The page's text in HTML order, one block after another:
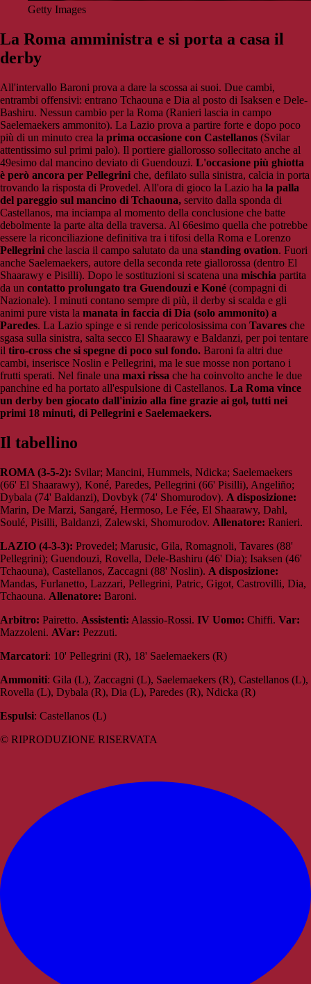
Getty Images
La Roma amministra e si porta a casa il
derby
All'intervallo Baroni prova a dare la scossa ai suoi. Due cambi,
entrambi offensivi: entrano Tchaouna e Dia al posto di Isaksen e Dele-
Bashiru. Nessun cambio per la Roma (Ranieri lascia in campo
Saelemaekers ammonito). La Lazio prova a partire forte e dopo poco
più di un minuto crea la prima occasione con Castellanos (Svilar
attentissimo sul primi palo). Il portiere giallorosso sollecitato anche al
49esimo dal mancino deviato di Guendouzi. L'occasione più ghiotta
è però ancora per Pellegrini che, defilato sulla sinistra, calcia in porta
trovando la risposta di Provedel. All'ora di gioco la Lazio ha la palla
del pareggio sul mancino di Tchaouna, servito dalla sponda di
Castellanos, ma inciampa al momento della conclusione che batte
debolmente la parte alta della traversa. Al 66esimo quella che potrebbe
essere la riconciliazione definitiva tra i tifosi della Roma e Lorenzo
Pellegrini che lascia il campo salutato da una standing ovation. Fuori
anche Saelemaekers, autore della seconda rete giallorossa (dentro El
Shaarawy e Pisilli). Dopo le sostituzioni si scatena una mischia partita
da un contatto prolungato tra Guendouzi e Koné (compagni di
Nazionale). I minuti contano sempre di più, il derby si scalda e gli
animi pure vista la manata in faccia di Dia (solo ammonito) a
Paredes. La Lazio spinge e si rende pericolosissima con Tavares che
sgasa sulla sinistra, salta secco El Shaarawy e Baldanzi, per poi tentare
il tiro-cross che si spegne di poco sul fondo. Baroni fa altri due
cambi, inserisce Noslin e Pellegrini, ma le sue mosse non portano i
frutti sperati. Nel finale una maxi rissa che ha coinvolto anche le due
panchine ed ha portato all'espulsione di Castellanos. La Roma vince
un derby ben giocato dall'inizio alla fine grazie ai gol, tutti nei
primi 18 minuti, di Pellegrini e Saelemaekers.
Il tabellino
ROMA (3-5-2): Svilar; Mancini, Hummels, Ndicka; Saelemaekers
(66' El Shaarawy), Koné, Paredes, Pellegrini (66' Pisilli), Angeliño;
Dybala (74' Baldanzi), Dovbyk (74' Shomurodov). A disposizione:
Marin, De Marzi, Sangaré, Hermoso, Le Fée, El Shaarawy, Dahl,
Soulé, Pisilli, Baldanzi, Zalewski, Shomurodov. Allenatore: Ranieri.
LAZIO (4-3-3): Provedel; Marusic, Gila, Romagnoli, Tavares (88'
Pellegrini); Guendouzi, Rovella, Dele-Bashiru (46' Dia); Isaksen (46'
Tchaouna), Castellanos, Zaccagni (88' Noslin). A disposizione:
Mandas, Furlanetto, Lazzari, Pellegrini, Patric, Gigot, Castrovilli, Dia,
Tchaouna. Allenatore: Baroni.
Arbitro: Pairetto. Assistenti: Alassio-Rossi. IV Uomo: Chiffi. Var:
Mazzoleni. AVar: Pezzuti.
Marcatori: 10' Pellegrini (R), 18' Saelemaekers (R)
Ammoniti: Gila (L), Zaccagni (L), Saelemaekers (R), Castellanos (L),
Rovella (L), Dybala (R), Dia (L), Paredes (R), Ndicka (R)
Espulsi: Castellanos (L)
© RIPRODUZIONE RISERVATA